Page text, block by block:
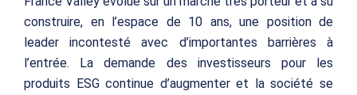
construire, en l’espace de 10 ans, une position de
leader incontesté avec d’importantes barrières à
l’entrée. La demande des investisseurs pour les
produits ESG continue d’augmenter et la société se